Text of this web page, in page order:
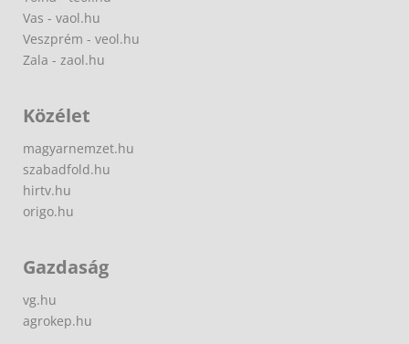
Vas - vaol.hu
Veszprém - veol.hu
Zala - zaol.hu
Közélet
magyarnemzet.hu
szabadfold.hu
hirtv.hu
origo.hu
Gazdaság
vg.hu
agrokep.hu